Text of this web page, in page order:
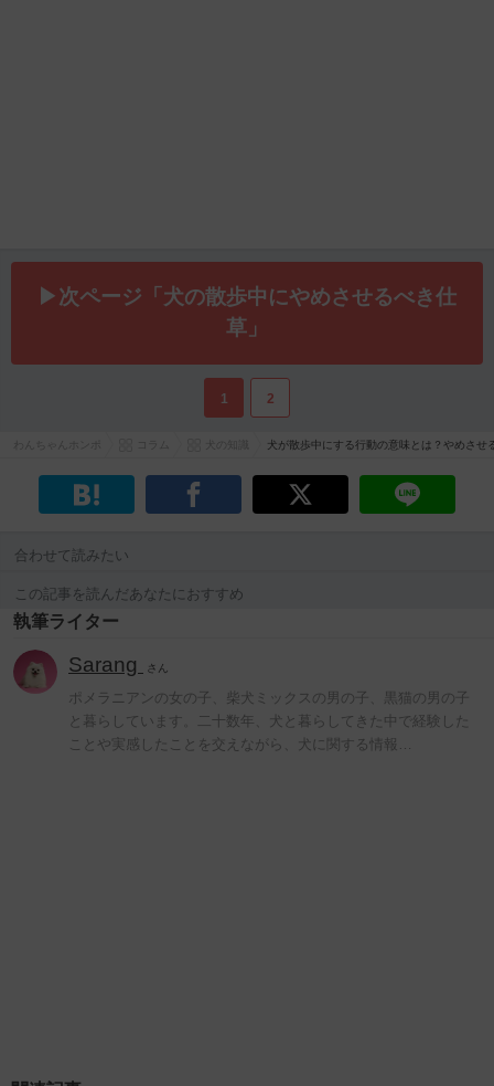
▶次ページ「犬の散歩中にやめさせるべき仕
草」
1 2
犬が散歩中にする行動の意味とは？やめさ
合わせて読みたい
この記事を読んだあなたにおすすめ
執筆ライター
Sarang さん
ポメラニアンの女の子、柴犬ミックスの男の子、黒猫の男の子
と暮らしています。二十数年、犬と暮らしてきた中で経験した
ことや実感したことを交えながら、犬に関する情報…